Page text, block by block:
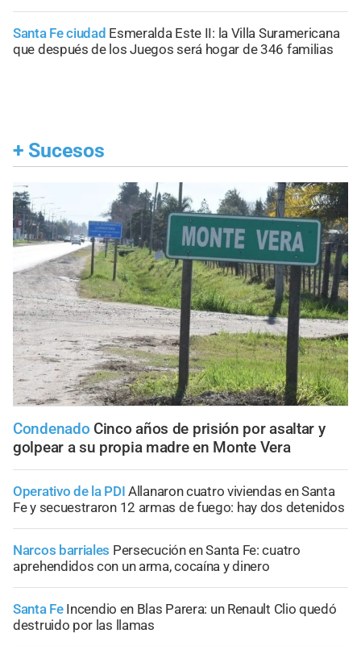
Santa Fe ciudad Esmeralda Este II: la Villa Suramericana
que después de los Juegos será hogar de 346 familias
+ Sucesos
Condenado Cinco años de prisión por asaltar y
golpear a su propia madre en Monte Vera
Operativo de la PDI Allanaron cuatro viviendas en Santa
Fe y secuestraron 12 armas de fuego: hay dos detenidos
Narcos barriales Persecución en Santa Fe: cuatro
aprehendidos con un arma, cocaína y dinero
Santa Fe Incendio en Blas Parera: un Renault Clio quedó
destruido por las llamas